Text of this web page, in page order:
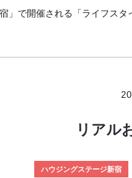
」で開催される「ライフス
リアル
ハウジングステージ新宿